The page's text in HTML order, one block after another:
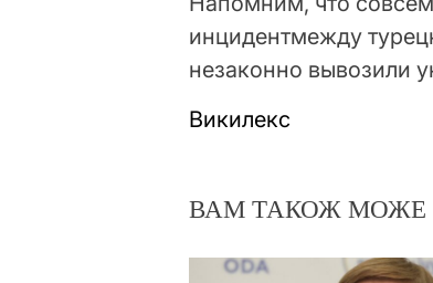
инцидентмежду
незаконно вывозили
Викилекс
ВАМ ТАКОЖ МОЖЕ